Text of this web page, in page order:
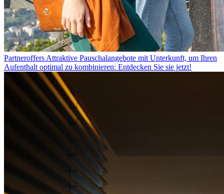
Partneroffers Attraktive Pauschalangebote mit Unterkunft, um Ihren
Aufenthalt optimal zu kombinieren: Entdecken Sie sie jetzt!